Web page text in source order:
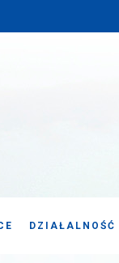
DZIAŁALNOŚĆ